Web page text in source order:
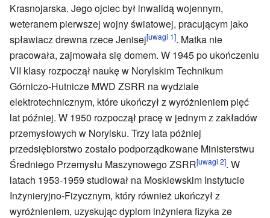
Krasnojarska. Jego ojciec był inwalidą wojennym,
weteranem pierwszej wojny światowej, pracującym jako
spławiacz drewna rzece Jenisej[uwagi 1]. Matka nie
pracowała, zajmowała się domem. W 1945 po ukończeniu
VII klasy rozpoczął naukę w Norylskim Technikum
Górniczo-Hutnicze MWD ZSRR na wydziale
elektrotechnicznym, które ukończył z wyróżnieniem pięć
lat później. W 1950 rozpoczął pracę w jednym z zakładów
przemysłowych w Norylsku. Trzy lata później
przedsiębiorstwo zostało podporządkowane Ministerstwu
Średniego Przemysłu Maszynowego ZSRR[uwagi 2]. W
latach 1953-1959 studiował na Moskiewskim Instytucie
Inżynieryjno-Fizycznym, który również ukończył z
wyróżnieniem, uzyskując dyplom inżyniera fizyka ze